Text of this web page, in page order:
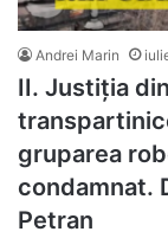
Andrei Marin
II. Justiția
gruparea
condamnat.
Petran